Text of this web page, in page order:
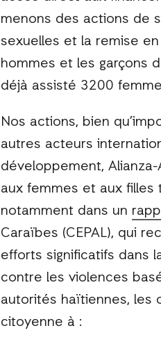
menons des actions de
sexuelles et la remise
hommes et les garçons
déjà assisté 3200
Nos actions, bien
autres acteurs
développement,
aux femmes et aux filles
notamment dans un
Caraïbes (CEPAL), qui
efforts significatifs dans
contre les violences
autorités haïtiennes, les
citoyenne à :